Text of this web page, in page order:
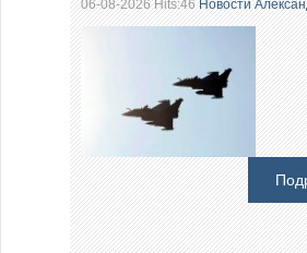
06-08-2026 Hits:46Новости